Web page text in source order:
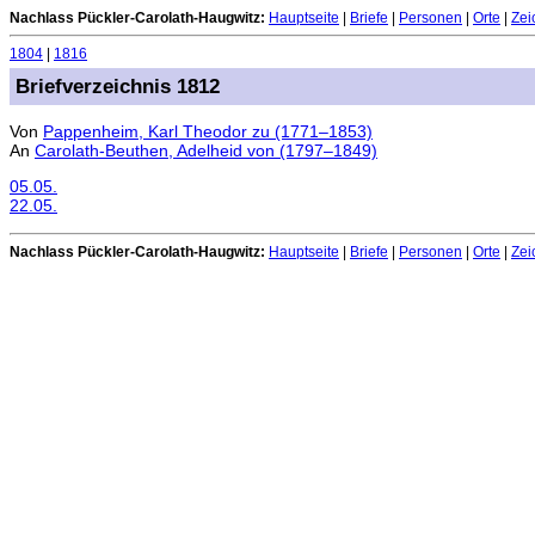
Nachlass Pückler-Carolath-Haugwitz: Hauptseite Briefe Personen Orte
1804 1816
Briefverzeichnis 1812
Von Pappenheim, Karl Theodor zu (1771–1853)
An Carolath-Beuthen, Adelheid von (1797–1849)
05.05.
22.05.
Nachlass Pückler-Carolath-Haugwitz: Hauptseite | Briefe | Personen | Orte |